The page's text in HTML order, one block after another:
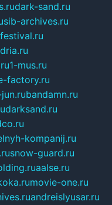
dark-sand.ru
sib-archives.ru
1-mus.ru
factory.ru
bandamn.ru
darksand.ru
kompanij.ru
snow-guard.ru
aalse.ru
movie-one.ru
andreislyusar.ru